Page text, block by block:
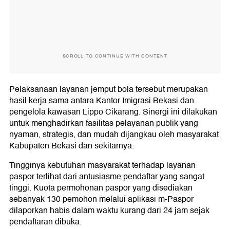
SCROLL TO CONTINUE WITH CONTENT
Pelaksanaan layanan jemput bola tersebut merupakan
hasil kerja sama antara Kantor Imigrasi Bekasi dan
pengelola kawasan Lippo Cikarang. Sinergi ini dilakukan
untuk menghadirkan fasilitas pelayanan publik yang
nyaman, strategis, dan mudah dijangkau oleh masyarakat
Kabupaten Bekasi dan sekitarnya.
Tingginya kebutuhan masyarakat terhadap layanan
paspor terlihat dari antusiasme pendaftar yang sangat
tinggi. Kuota permohonan paspor yang disediakan
sebanyak 130 pemohon melalui aplikasi m-Paspor
dilaporkan habis dalam waktu kurang dari 24 jam sejak
pendaftaran dibuka.